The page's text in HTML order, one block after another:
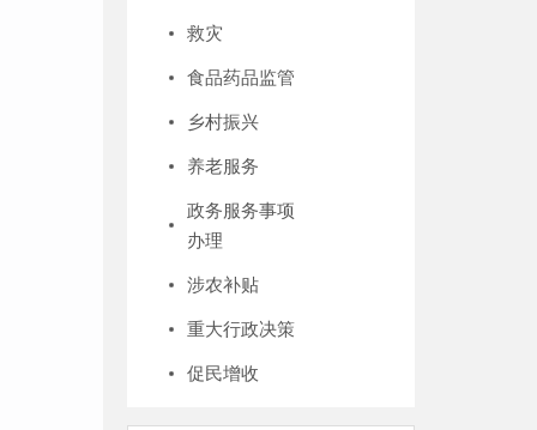
救灾
食品药品监管
乡村振兴
养老服务
政务服务事项
办理
涉农补贴
重大行政决策
促民增收